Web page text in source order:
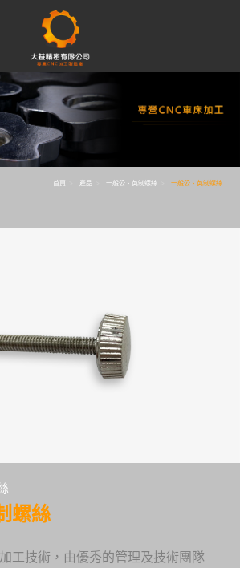
首頁 產品 一般公、英制螺絲 一般公、英制螺絲
螺絲
工技術，由優秀的管理及技術團隊